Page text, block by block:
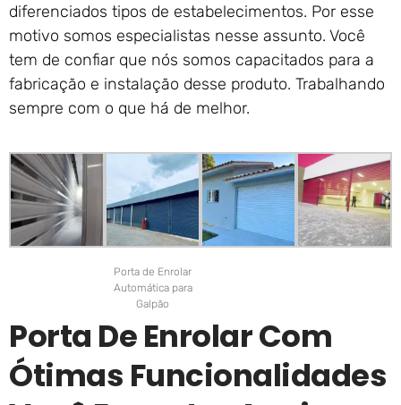
diferenciados tipos de estabelecimentos. Por esse
motivo somos especialistas nesse assunto. Você
tem de confiar que nós somos capacitados para a
fabricação e instalação desse produto. Trabalhando
sempre com o que há de melhor.
Porta de Enrolar
Automática para
Galpão
Porta De Enrolar Com
Ótimas Funcionalidades